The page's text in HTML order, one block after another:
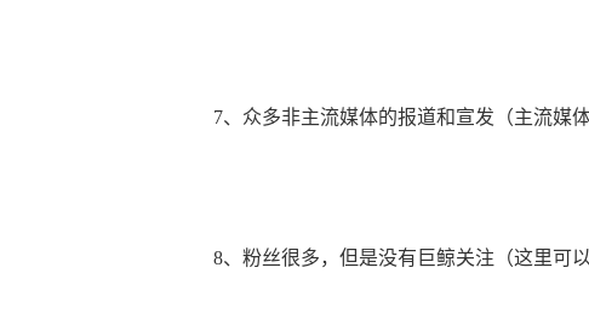
7、众多非主流媒体的报道和宣发（主流媒体
8、粉丝很多，但是没有巨鲸关注（这里可以